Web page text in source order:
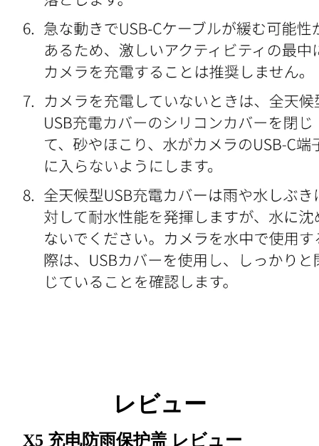
レビュー
X5 充电防雨保护盖 レビュー